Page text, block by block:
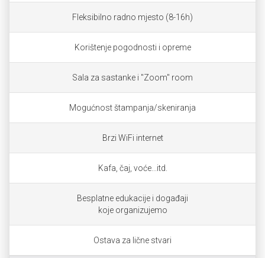
Fleksibilno radno mjesto (8-16h)
Korištenje pogodnosti i opreme
Sala za sastanke i "Zoom" room
Mogućnost štampanja/skeniranja
Brzi WiFi internet
Kafa, čaj, voće...itd.
Besplatne edukacije i događaji
koje organizujemo
Ostava za lične stvari